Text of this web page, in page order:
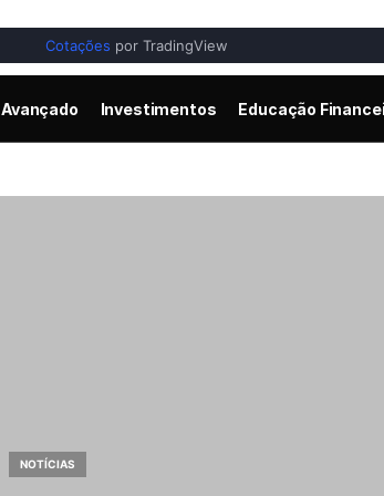
Cotações por TradingView
Avançado Investimentos Educação
NOTÍCIAS